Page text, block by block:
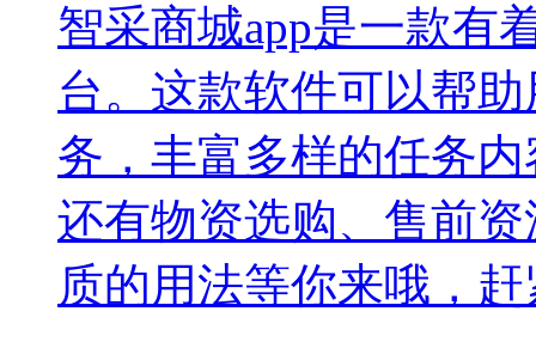
智采商城app是一款有
台。这款软件可以帮
务，丰富多样的任务
还有物资选购、售前
质的用法等你来哦，